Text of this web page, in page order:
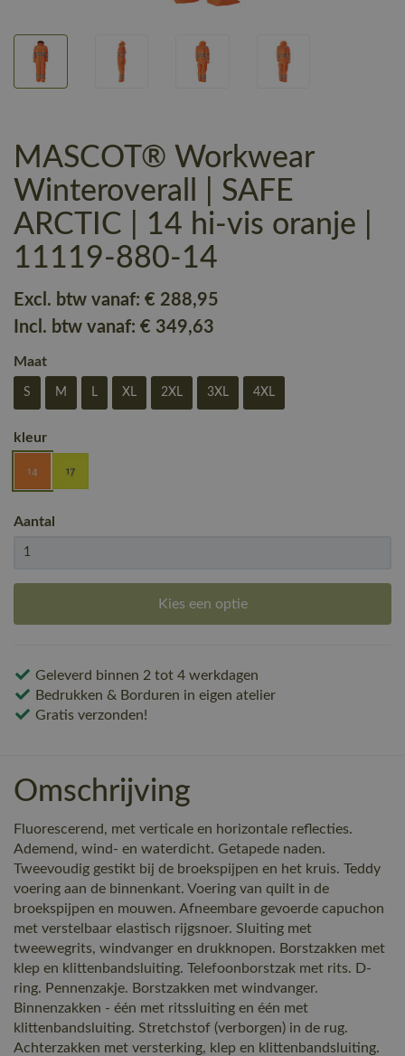
MASCOT® Workwear
Winteroverall | SAFE
ARCTIC | 14 hi-vis oranje |
11119-880-14
Excl. btw vanaf: € 288,95
Incl. btw vanaf: € 349,63
Maat
S M L XL 2XL 3XL 4XL
kleur
Aantal
Kies een optie
Geleverd binnen 2 tot 4 werkdagen
Bedrukken & Borduren in eigen atelier
Gratis verzonden!
Omschrijving
Fluorescerend, met verticale en horizontale reflecties.
Ademend, wind- en waterdicht. Getapede naden.
Tweevoudig gestikt bij de broekspijpen en het kruis. Teddy
voering aan de binnenkant. Voering van quilt in de
broekspijpen en mouwen. Afneembare gevoerde capuchon
met verstelbaar elastisch rijgsnoer. Sluiting met
tweewegrits, windvanger en drukknopen. Borstzakken met
klep en klittenbandsluiting. Telefoonborstzak met rits. D-
ring. Pennenzakje. Borstzakken met windvanger.
Binnenzakken - één met ritssluiting en één met
klittenbandsluiting. Stretchstof (verborgen) in de rug.
Achterzakken met versterking, klep en klittenbandsluiting.